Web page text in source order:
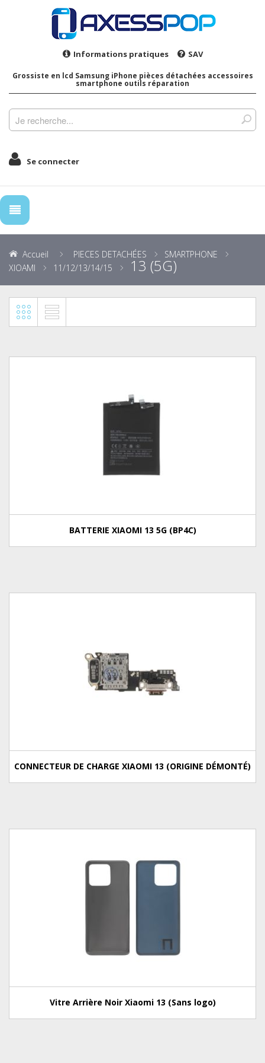
Informations pratiques SAV
Grossiste en lcd Samsung iPhone pièces détachées accessoires
smartphone outils réparation
Se connecter
Accueil PIECES DETACHÉES
SMARTPHONE
XIOAMI
11/12/13/14/15 13 (5G)
BATTERIE XIAOMI 13 5G (BP4C)
CONNECTEUR DE CHARGE XIAOMI 13 (ORIGINE DÉMONTÉ)
Vitre Arrière Noir Xiaomi 13 (Sans logo)